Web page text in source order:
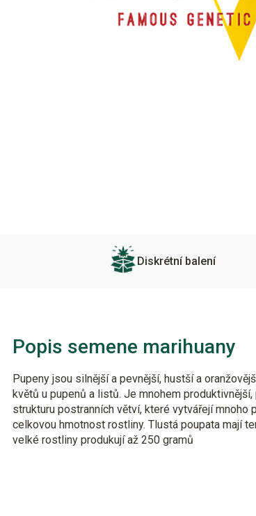
Diskrétní balení
Popis semene marihuany
Pupeny jsou silnější a pevnější, hustší a
květů u pupenů a listů. Je mnohem
strukturu postranních větví, které vytvářejí mnoho
celkovou hmotnost rostliny. Tlustá poupata mají
velké rostliny produkují až 250 gramů